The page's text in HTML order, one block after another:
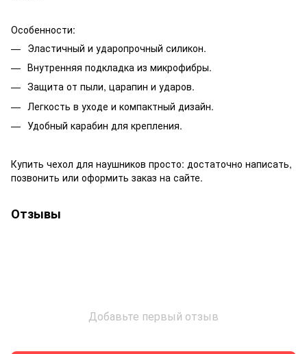
Особенности:
Эластичный и ударопрочный силикон.
Внутренняя подкладка из микрофибры.
Защита от пыли, царапин и ударов.
Легкость в уходе и компактный дизайн.
Удобный карабин для крепления.
Купить чехол для наушников просто: достаточно написать,
позвонить или оформить заказ на сайте.
Отзывы
Добавьте первый отзыв